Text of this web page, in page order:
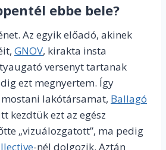
ebbe bele?
Az egyik előadó, akinek
GNOV, kirakta insta
versenyt tartanak
ezt megnyertem. Így
lakótársamat, Ballagó
kezdtük ezt az egész
„vizuálozgatott”, ma pedig
-nél dolgozik. Aztán